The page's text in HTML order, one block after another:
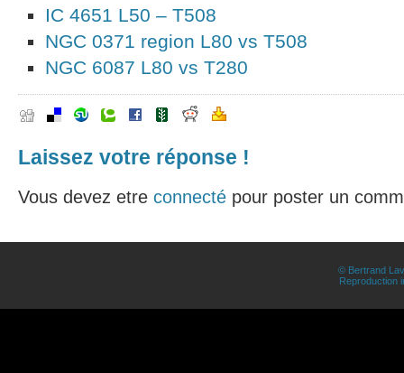
IC 4651 L50 – T508
NGC 0371 region L80 vs T508
NGC 6087 L80 vs T280
Laissez votre réponse !
Vous devez etre connecté pour poster un
© Bertrand
Reproduction